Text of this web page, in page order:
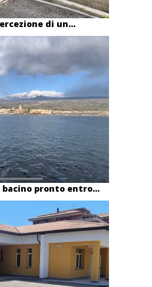
di un...
pronto entro...